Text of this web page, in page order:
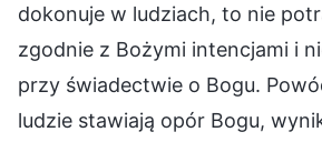
dokonuje w ludziach, to nie
zgodnie z Bożymi intencjami i
przy świadectwie o Bogu.
ludzie stawiają opór Bogu,